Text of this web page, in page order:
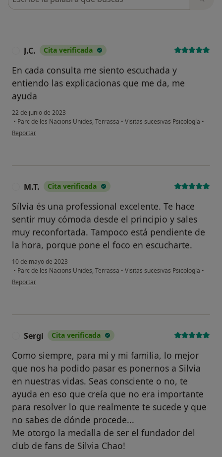
J.C. Cita verificada
En cada consulta me siento escuchada y
entiendo las explicacionas que me da, me
ayuda
22 de junio de 2023
• Parc de les Nacions Unides, Terrassa • Visitas sucesivas Psicología •
en opinión del usuario J.C.
Reportar
M.T. Cita verificada
Sílvia és una professional excelente. Te hace
sentir muy cómoda desde el principio y sales
muy reconfortada. Tampoco está pendiente de
la hora, porque pone el foco en escucharte.
10 de mayo de 2023
• Parc de les Nacions Unides, Terrassa • Visitas sucesivas Psicología •
en opinión del usuario M.T.
Reportar
Sergi Cita verificada
Como siempre, para mí y mi familia, lo mejor
que nos ha podido pasar es ponernos a Silvia
en nuestras vidas. Seas consciente o no, te
ayuda en eso que creía que no era importante
para resolver lo que realmente te sucede y que
no sabes de dónde procede...
Me otorgo la medalla de ser el fundador del
club de fans de Silvia Chao!